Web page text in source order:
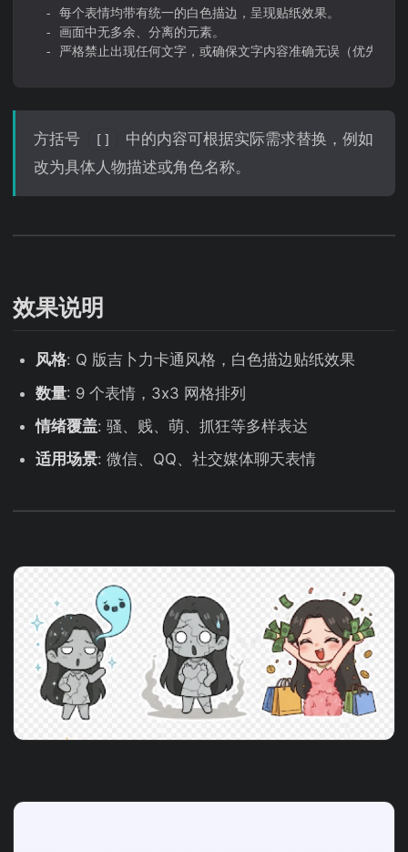
方括号 []
中的内容可根据实际需求替换，例如
改为具体人物描述或角色名称。
效果说明
风格: Q 版吉卜力卡通风格，白色描边贴纸效果
数量: 9 个表情，3x3 网格排列
情绪覆盖: 骚、贱、萌、抓狂等多样表达
适用场景: 微信、QQ、社交媒体聊天表情